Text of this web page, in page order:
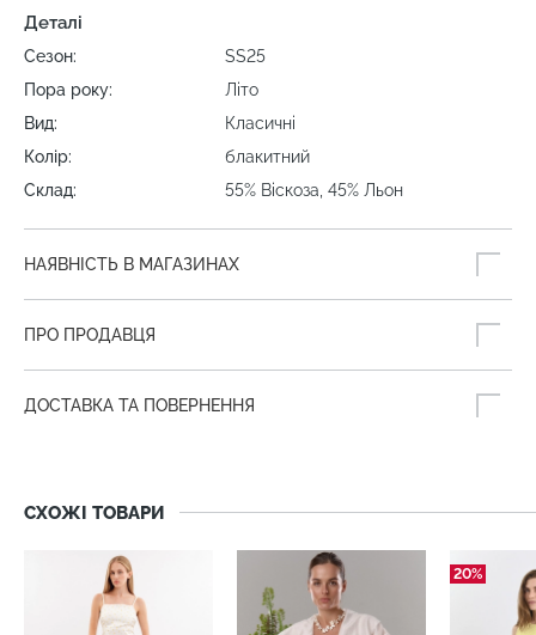
Деталі
Сезон:
SS25
Пора року:
Літо
Вид:
Класичні
Колір:
блакитний
Склад:
55% Віскоза, 45% Льон
НАЯВНІСТЬ В МАГАЗИНАХ
ПРО ПРОДАВЦЯ
ДОСТАВКА ТА ПОВЕРНЕННЯ
СХОЖІ ТОВАРИ
20%